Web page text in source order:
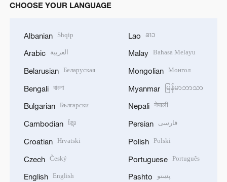
CHOOSE YOUR LANGUAGE
Albanian Shqip
Arabic العربية
Belarusian Беларуская
Bengali বাংলা
Bulgarian Български
Cambodian ខ្មែរ
Croatian Hrvatski
Czech Český
English English
Lao ລາວ
Malay Bahasa Melayu
Mongolian Монгол
Myanmar မြန်မာဘာသာ
Nepali नेपाली
Persian فارسی
Polish Polski
Portuguese Português
Pashto پښتو